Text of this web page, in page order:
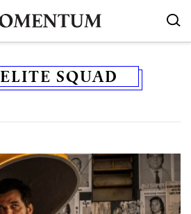
ELITE SQUAD